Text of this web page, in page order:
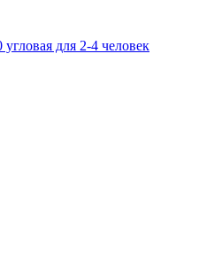
для 2-4 человек